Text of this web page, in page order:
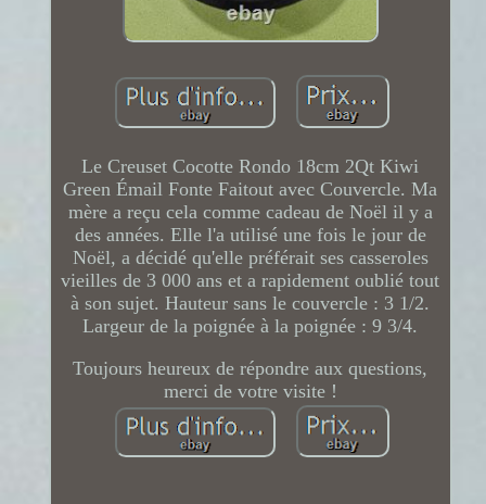
Le Creuset Cocotte Rondo 18cm 2Qt Kiwi
Green Émail Fonte Faitout avec Couvercle. Ma
mère a reçu cela comme cadeau de Noël il y a
des années. Elle l'a utilisé une fois le jour de
Noël, a décidé qu'elle préférait ses casseroles
vieilles de 3 000 ans et a rapidement oublié tout
à son sujet. Hauteur sans le couvercle : 3 1/2.
Largeur de la poignée à la poignée : 9 3/4.
Toujours heureux de répondre aux questions,
merci de votre visite !